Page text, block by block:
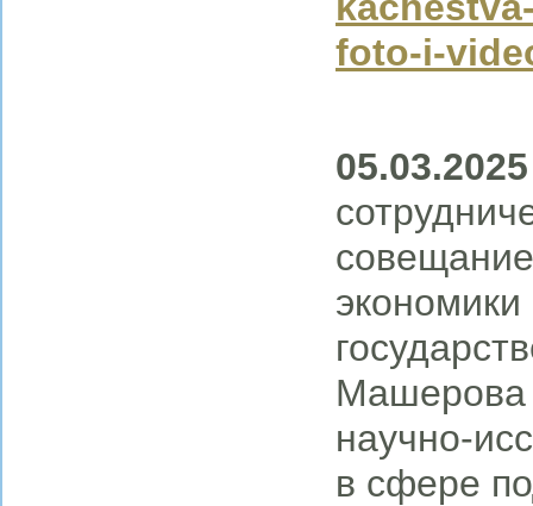
foto-i-
Машерова
научно-
в сфере